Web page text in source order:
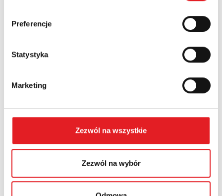
Preferencje
Statystyka
Marketing
Zezwól na wszystkie
Zezwól na wybór